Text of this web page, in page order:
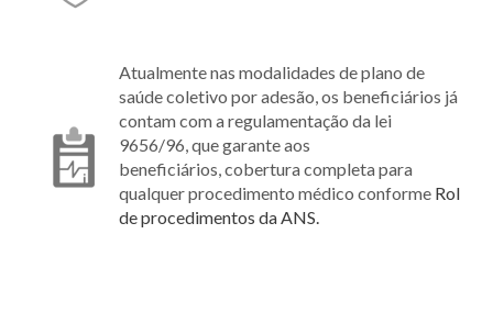
Atualmente nas modalidades de plano de
saúde coletivo por adesão, os beneficiários já
contam com a regulamentação da lei
9656/96, que garante aos
beneficiários, cobertura completa para
qualquer procedimento médico conforme Rol
de procedimentos da ANS.